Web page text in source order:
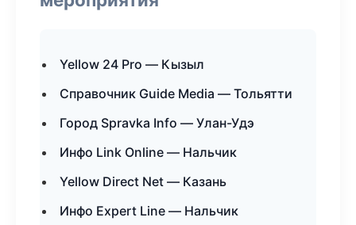
Yellow 24 Pro — Кызыл
Справочник Guide Media — Тольятти
Город Spravka Info — Улан-Удэ
Инфо Link Online — Нальчик
Yellow Direct Net — Казань
Инфо Expert Line — Нальчик